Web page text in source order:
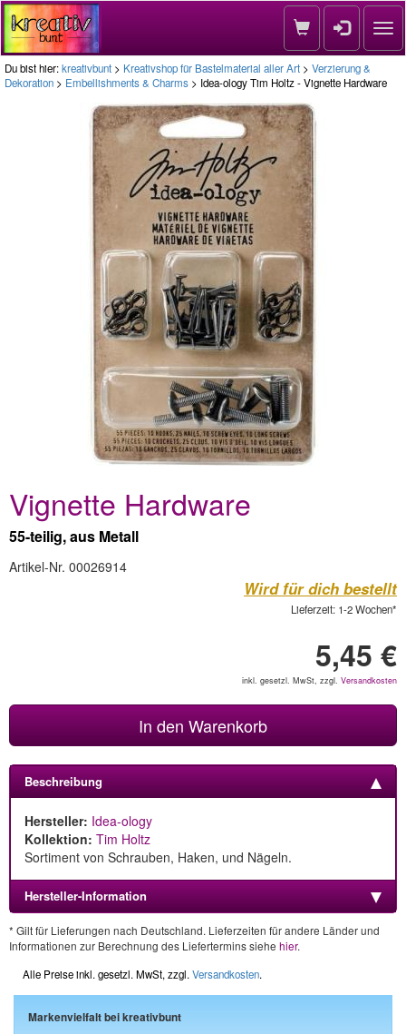
Du bist hier:kreativbunt > Kreativshop für Bastelmaterial aller Art > Verzierung &
Dekoration > Embellishments & Charms > Idea-ology Tim Holtz - Vignette Hardware
Vignette Hardware
55-teilig, aus Metall
Artikel-Nr. 00026914
Wird für dich bestellt
Lieferzeit: 1-2 Wochen*
5,45 €
inkl. gesetzl. MwSt, zzgl. Versandkosten
In den Warenkorb
Beschreibung
Hersteller: Idea-ology
Kollektion: Tim Holtz
Sortiment von Schrauben, Haken, und Nägeln.
Hersteller-Information
* Gilt für Lieferungen nach Deutschland. Lieferzeiten für andere Länder und
Informationen zur Berechnung des Liefertermins siehe hier.
Alle Preise inkl. gesetzl. MwSt, zzgl. Versandkosten.
Markenvielfalt bei kreativbunt